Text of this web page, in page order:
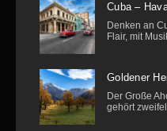
Cuba –
Denken an
Flair, mit
Goldener
Der Große
gehört